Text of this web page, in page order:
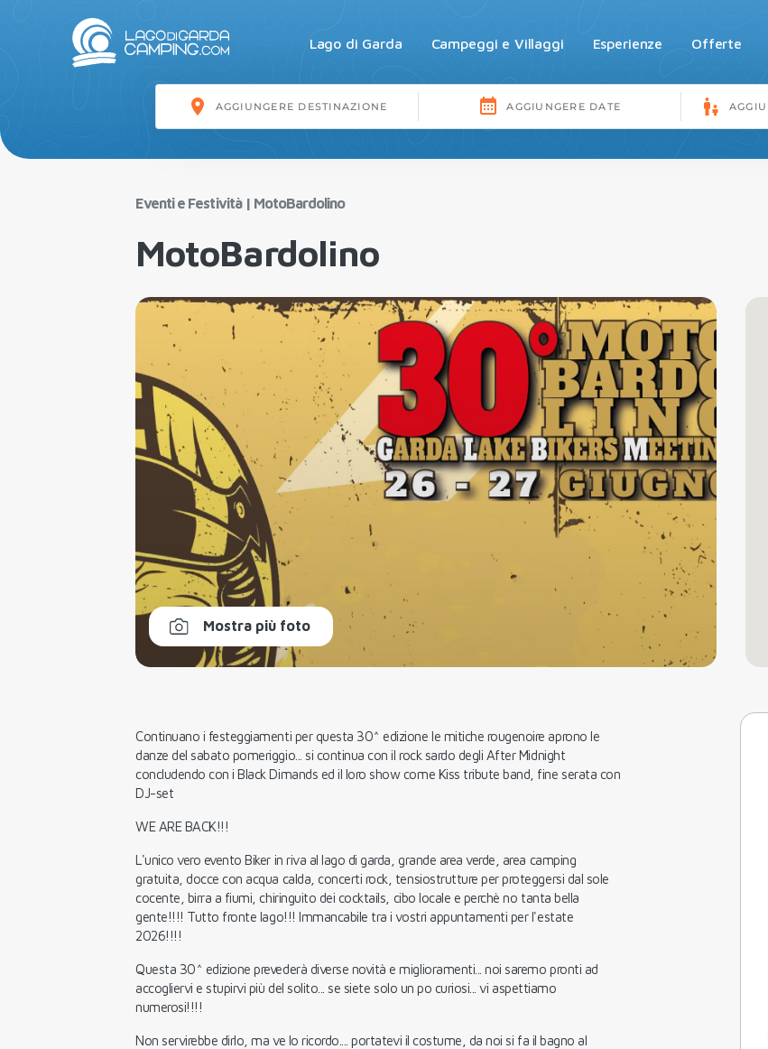
Lago di Garda Campeggi e Villaggi Esperienze Offerte
Eventi e Festività| MotoBardolino
MotoBardolino
Mostra più foto
Continuano i festeggiamenti per questa 30^ edizione le mitiche rougenoire aprono le
danze del sabato pomeriggio... si continua con il rock sardo degli After Midnight
concludendo con i Black Dimands ed il loro show come Kiss tribute band, fine serata con
DJ-set
WE ARE BACK!!!
L'unico vero evento Biker in riva al lago di garda, grande area verde, area camping
gratuita, docce con acqua calda, concerti rock, tensiostrutture per proteggersi dal sole
cocente, birra a fiumi, chiringuito dei cocktails, cibo locale e perchè no tanta bella
gente!!!! Tutto fronte lago!!! Immancabile tra i vostri appuntamenti per l'estate
2026!!!!
Questa 30^ edizione prevederà diverse novità e miglioramenti... noi saremo pronti ad
accogliervi e stupirvi più del solito... se siete solo un po curiosi... vi aspettiamo
numerosi!!!!
Non servirebbe dirlo, ma ve lo ricordo.... portatevi il costume, da noi si fa il bagno al